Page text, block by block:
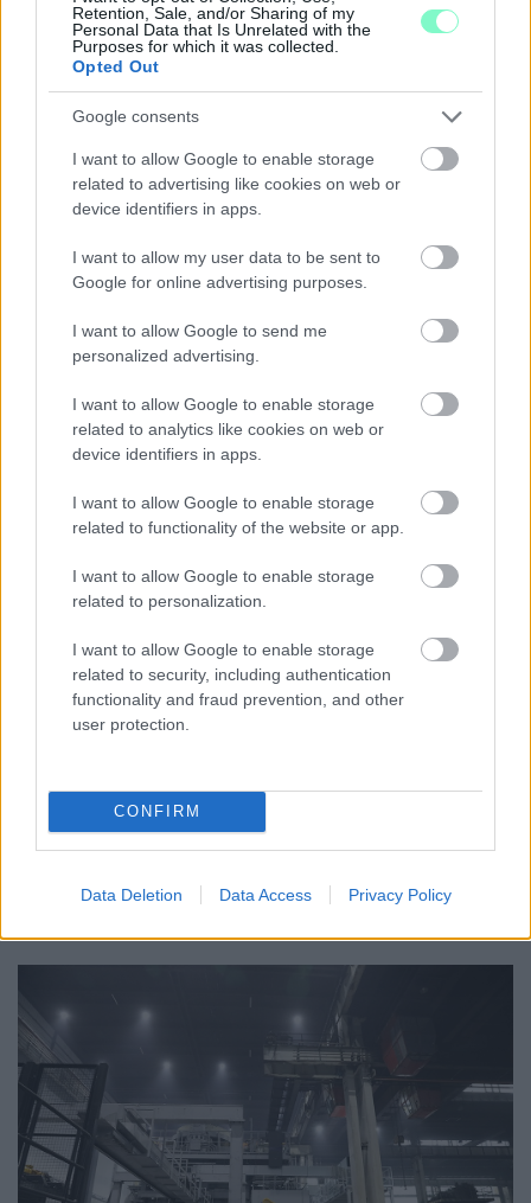
Retention, Sale, and/or Sharing of my
Personal Data that Is Unrelated with the
Purposes for which it was collected.
Opted Out
Google consents
I want to allow Google to enable storage
related to advertising like cookies on web or
device identifiers in apps.
I want to allow my user data to be sent to
Google for online advertising purposes.
I want to allow Google to send me
personalized advertising.
I want to allow Google to enable storage
related to analytics like cookies on web or
device identifiers in apps.
I want to allow Google to enable storage
related to functionality of the website or app.
I want to allow Google to enable storage
related to personalization.
I want to allow Google to enable storage
related to security, including authentication
functionality and fraud prevention, and other
user protection.
CONFIRM
Data Deletion Data Access Privacy Policy
KÁNIKULA-AKTUÁL: MEGHOSSZABBÍTOTTÁK A
HŐSÉGRIASZTÁST, A KÖVETKEZŐ 48 ÓRA LEHET A
LEGKRITIKUSABB AZ ENERGIAELLÁTÁS
SZEMPONTJÁBÓL, DE AZ UTOLSÓ PAKSI TURBINA
A Védelmi Munkacsoport szerint egyelőre stabil az ország
villamosenergia-rendszere, de továbbra is takarékosságra kérik
FONTOS ÜZENET A HŐSÉGRIADÓ IDEJÉRE: A GYŐR
APPLIKÁCIÓ LETÖLTÉSÉRE BIZTATJA A
Az alpolgármester szerint a rendkívüli kánikula a
közműrendszereket is fokozottan terheli, ezért érdemes
bekapcsolni a push értesítéseket.
Szólj hozzá!